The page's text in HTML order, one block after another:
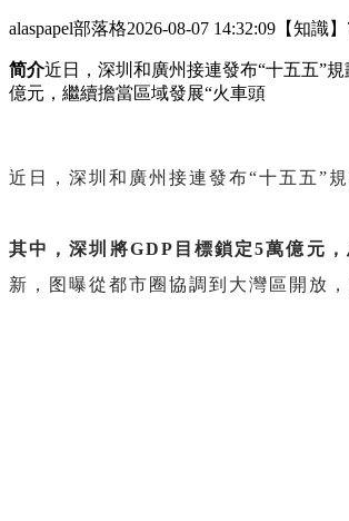
alaspapel部落格2026-08-07 14:32:09 【知識】
简介近日，深圳和廣州接連發布“十五五”
億元，繼續擔當區域發展“火車頭
近日，深圳和廣州接連發布“十五五”
其中，深圳將GDP目標鎖定5萬億元
新，图曝從都市圈協調到大灣區開放